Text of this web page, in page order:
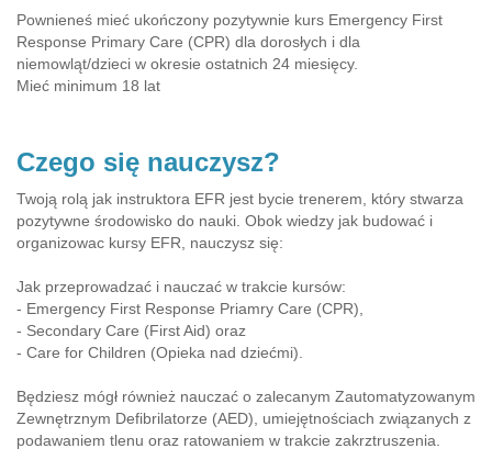
Pownieneś mieć ukończony pozytywnie kurs Emergency First
Response Primary Care (CPR) dla dorosłych i dla
niemowląt/dzieci w okresie ostatnich 24 miesięcy.
Mieć minimum 18 lat
Czego się nauczysz?
Twoją rolą jak instruktora EFR jest bycie trenerem, który stwarza
pozytywne środowisko do nauki. Obok wiedzy jak budować i
organizowac kursy EFR, nauczysz się:
Jak przeprowadzać i nauczać w trakcie kursów:
- Emergency First Response Priamry Care (CPR),
- Secondary Care (First Aid) oraz
- Care for Children (Opieka nad dziećmi).
Będziesz mógł również nauczać o zalecanym Zautomatyzowanym
Zewnętrznym Defibrilatorze (AED), umiejętnościach związanych z
podawaniem tlenu oraz ratowaniem w trakcie zakrztruszenia.